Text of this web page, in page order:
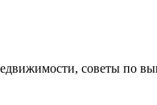
советы по